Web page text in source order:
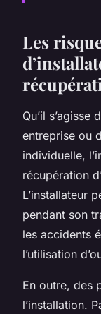
Les
Qu’il s’agisse
entreprise ou
individuelle,
récupération
L’installateur
pendant son
les accidents
l’utilisation
En outre, des
l’installation.